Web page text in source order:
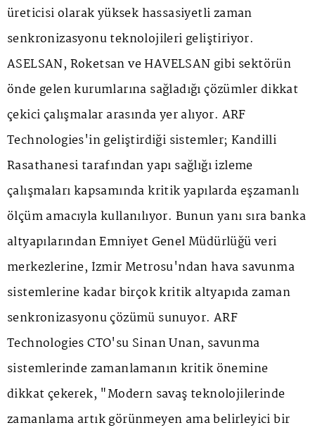
üreticisi olarak yüksek hassasiyetli zaman
senkronizasyonu teknolojileri geliştiriyor.
ASELSAN, Roketsan ve HAVELSAN gibi sektörün
önde gelen kurumlarına sağladığı çözümler dikkat
çekici çalışmalar arasında yer alıyor. ARF
Technologies'in geliştirdiği sistemler; Kandilli
Rasathanesi tarafından yapı sağlığı izleme
çalışmaları kapsamında kritik yapılarda eşzamanlı
ölçüm amacıyla kullanılıyor. Bunun yanı sıra banka
altyapılarından Emniyet Genel Müdürlüğü veri
merkezlerine, İzmir Metrosu'ndan hava savunma
sistemlerine kadar birçok kritik altyapıda zaman
senkronizasyonu çözümü sunuyor. ARF
Technologies CTO'su Sinan Unan, savunma
sistemlerinde zamanlamanın kritik önemine
dikkat çekerek, "Modern savaş teknolojilerinde
zamanlama artık görünmeyen ama belirleyici bir